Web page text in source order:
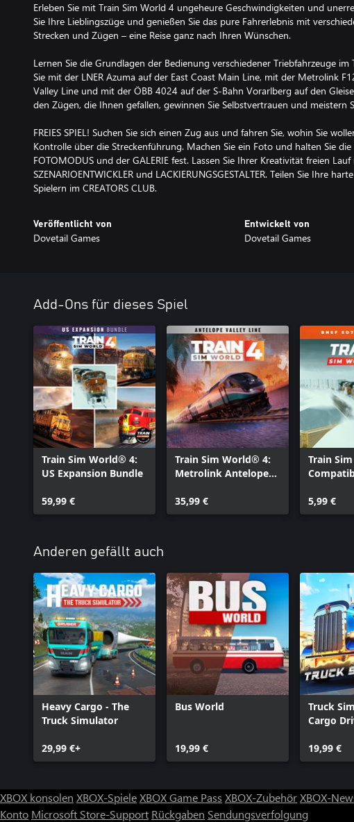
Erleben Sie mit Train Sim World 4 ungeheure Geschwindigkeiten und
Sie Ihre Lieblingszüge und genießen Sie das pure Fahrerlebnis mit
Strecken und Zügen – eine Reise ganz nach Ihren Wünschen.
Lernen Sie die Grundlagen der Bedienung verschiedener Triebfahrzeuge
Sie mit der LNER Azuma auf der East Coast Main Line, mit der Metrolink
Valley Line und mit der ÖBB 4024 auf der S-Bahn Vorarlberg auf den
den Zügen, die Ihnen gefallen, gewinnen Sie Selbstvertrauen und meistern
FREIES SPIEL! Suchen Sie sich einen Zug aus und fahren Sie, wohin Sie
Kontrolle über die Streckenführung. Machen Sie ein Foto und halten Sie
FOTOMODUS und der GALERIE fest. Lassen Sie Ihrer Kreativität freien
SZENARIOENTWICKLER und LACKIERUNGSGESTALTER. Teilen Sie Ihre
Veröffentlicht von
Dovetail Games
Entwickelt von
Dovetail Games
Add-Ons für dieses Spiel
Train Sim World® 4:
US Expansion Bundle
59,99 €
Train Sim World® 4:
Metrolink Antelope
Angeles - Lancaster
Route Add-On
35,99 €
Train
5,99 €
Anderen gefällt auch
Heavy Cargo - The
Truck Simulator
29,99 €+
Bus World
19,99 €
Truck
Cargo
19,99 €
XBOX konsolen XBOX-SpieleXBOX Game Pass XBOX-ZubehörXBOX-
Konto Microsoft Store-Support Rückgaben Sendungsverfolgung